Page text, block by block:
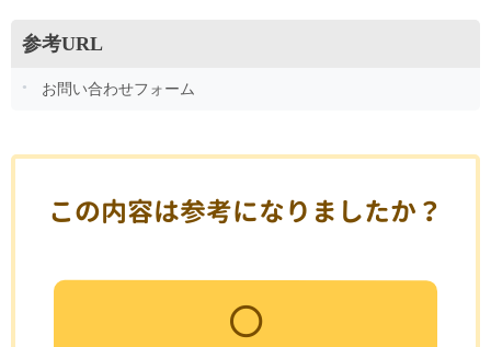
参考URL
お問い合わせフォーム
この内容は参考になりましたか？